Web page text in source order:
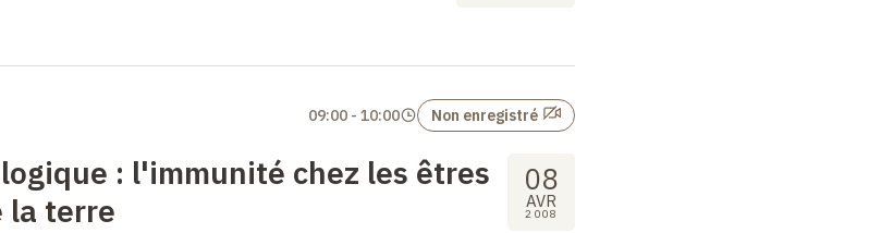
: l'immunité chez les êtres
la terre
08
AVR
2008
09:00 - 10:00 Non enregistré